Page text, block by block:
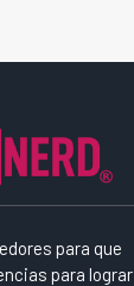
para que
para lograr